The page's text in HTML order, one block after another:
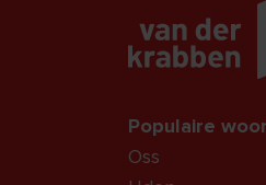
Populaire
Oss